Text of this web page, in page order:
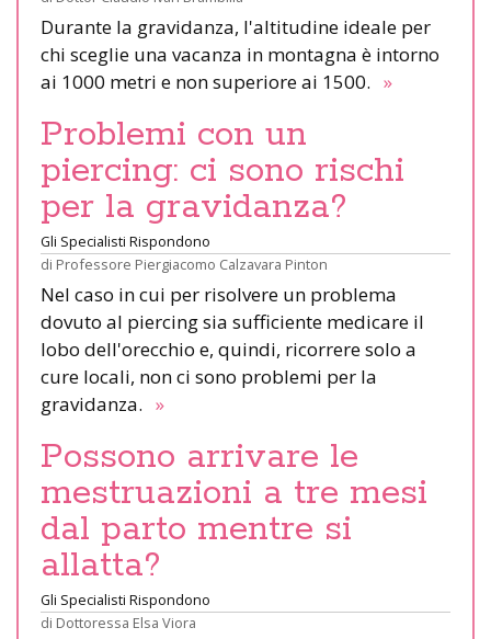
Durante la gravidanza, l'altitudine ideale per
chi sceglie una vacanza in montagna è intorno
ai 1000 metri e non superiore ai 1500. »
Problemi con un
piercing: ci sono rischi
per la gravidanza?
Gli Specialisti Rispondono
di Professore Piergiacomo Calzavara Pinton
Nel caso in cui per risolvere un problema
dovuto al piercing sia sufficiente medicare il
lobo dell'orecchio e, quindi, ricorrere solo a
cure locali, non ci sono problemi per la
gravidanza. »
Possono arrivare le
mestruazioni a tre mesi
dal parto mentre si
allatta?
Gli Specialisti Rispondono
di Dottoressa Elsa Viora